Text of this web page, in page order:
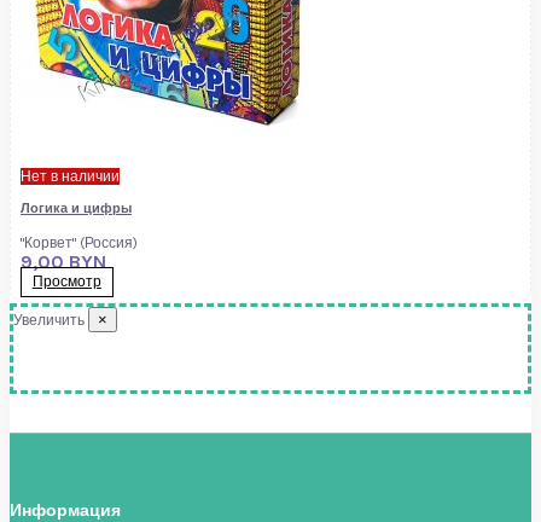
Нет в наличии
Логика и цифры
"Корвет" (Россия)
9,00 BYN
Просмотр
Увеличить ×
Информация